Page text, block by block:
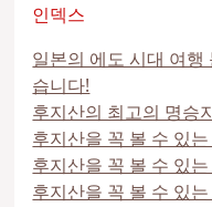
인덱스
일본의 에도 시대 여
습니다!
후지산의 최고의 명
후지산을 꼭 볼 수 있
후지산을 꼭 볼 수 있
후지산을 꼭 볼 수 있